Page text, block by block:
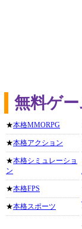
無料ゲ
★本格MMORPG
★本格アクション
★本格シミュレーショ
ン
★本格FPS
★本格スポーツ